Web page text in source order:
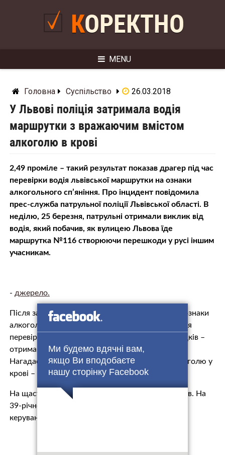
Ми будемо вдячні вам,
якщо Ви вподобаєте
нашу сторінку Facebook
КОРЕКТНО
MENU
Головна Суспільство 26.03.2018
У Львові поліція затримала водія
маршрутки з вражаючим вмістом
алкоголю в крові
2,49 проміле – такий результат показав драгер під час
перевірки водія львівської маршрутки на ознаки
алкогольного сп’яніння. Про інцидент повідомила
прес-служба патрульної поліції Львівської області. В
неділю, 25 березня, патрульні отримали виклик від
водія, який побачив, як вулицею Львова їде
маршрутка №116 створюючи перешкоди у русі іншим
учасникам.
- джерело.
Після затримання, патрульні виявили очевидні ознаки
алкогольного сп’яніння у водія маршрутки. Після
перевірки на пристрої драгер у присутності свідків –
отримано вражаючий результат – 2,49 проміле.
Нагадаємо, що в Україні допустимий вміст алкоголю у
крові – 0,2 проміле.
На щастя, у салоні автомобіля не було пасажирів. На
39-річноговодія маршрутки склали протокол за
керування у нетверезому стані.